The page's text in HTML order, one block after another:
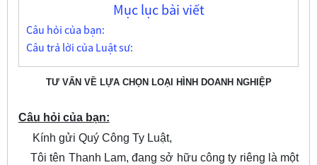
Mục lục bài viết
Câu hỏi của bạn:
Câu trả lời của Luật sư:
TƯ VẤN VỀ LỰA CHỌN LOẠI HÌNH DOANH NGHIỆP
Câu hỏi của bạn:
Kính gửi Quý Công Ty Luật,
Tôi tên Thanh Lam, đang sở hữu công ty riêng là một